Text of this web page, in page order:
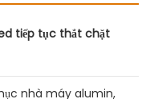
tiếp tục thắt chặt
nhà máy alumin,